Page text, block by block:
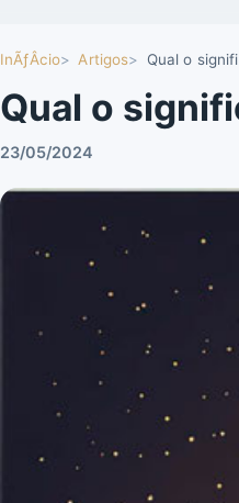
InÃƒÂ­cio Artigos Qual o
Qual o
23/05/2024